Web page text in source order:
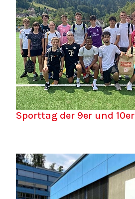
Sporttag der 9er und 10er